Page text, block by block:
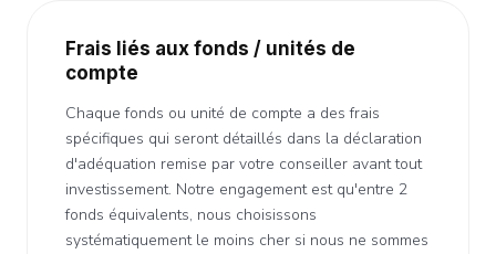
Frais liés aux fonds / unités de
compte
Chaque fonds ou unité de compte a des frais
spécifiques qui seront détaillés dans la déclaration
d'adéquation remise par votre conseiller avant tout
investissement. Notre engagement est qu'entre 2
fonds équivalents, nous choisissons
systématiquement le moins cher si nous ne sommes